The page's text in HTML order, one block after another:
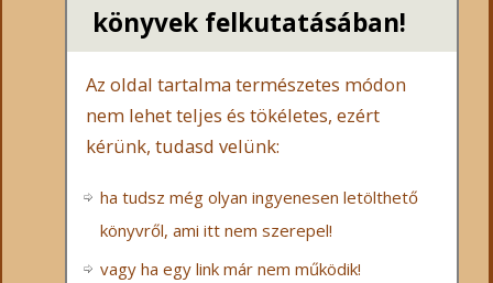
könyvek felkutatásában!
Az oldal tartalma természetes módon
nem lehet teljes és tökéletes, ezért
kérünk, tudasd velünk:
ha tudsz még olyan ingyenesen letölthető
könyvről, ami itt nem szerepel!
vagy ha egy link már nem működik!